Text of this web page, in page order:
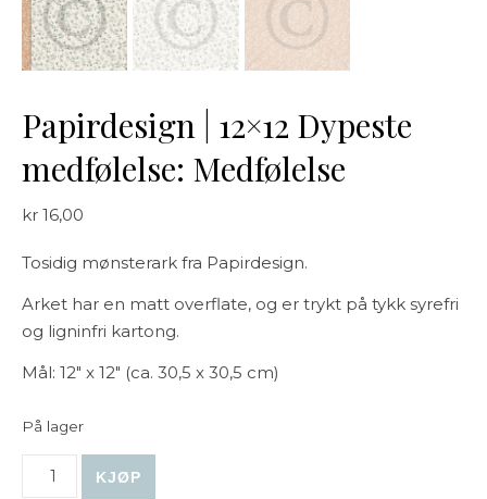
Papirdesign | 12×12 Dypeste
medfølelse: Medfølelse
kr 16,00
Tosidig mønsterark fra Papirdesign.
Arket har en matt overflate, og er trykt på tykk syrefri
og ligninfri kartong.
Mål: 12″ x 12″ (ca. 30,5 x 30,5 cm)
På lager
KJØP